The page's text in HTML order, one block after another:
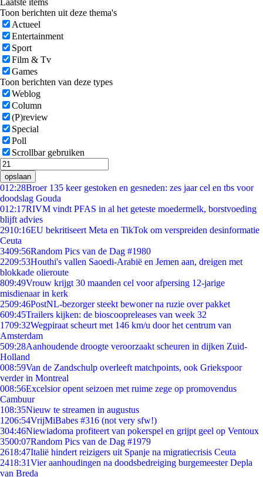
Laatste items
Toon berichten uit deze thema's
Actueel
Entertainment
Sport
Film & Tv
Games
Toon berichten van deze types
Weblog
Column
(P)review
Special
Poll
Scrollbar gebruiken
opslaan
012:28Broer 135 keer gestoken en gesneden: zes jaar cel en tbs voor
doodslag Gouda
012:17RIVM vindt PFAS in al het geteste moedermelk, borstvoeding
blijft advies
2910:16EU bekritiseert Meta en TikTok om verspreiden desinformatie
Ceuta
3409:56Random Pics van de Dag #1980
2209:53Houthi's vallen Saoedi-Arabië en Jemen aan, dreigen met
blokkade olieroute
809:49Vrouw krijgt 30 maanden cel voor afpersing 12-jarige
misdienaar in kerk
2509:46PostNL-bezorger steekt bewoner na ruzie over pakket
609:45Trailers kijken: de bioscoopreleases van week 32
1709:32Wegpiraat scheurt met 146 km/u door het centrum van
Amsterdam
509:28Aanhoudende droogte veroorzaakt scheuren in dijken Zuid-
Holland
008:59Van de Zandschulp overleeft matchpoints, ook Griekspoor
verder in Montreal
008:56Excelsior opent seizoen met ruime zege op promovendus
Cambuur
108:35Nieuw te streamen in augustus
1206:54VrijMiBabes #316 (not very sfw!)
304:46Niewiadoma profiteert van pokerspel en grijpt geel op Ventoux
3500:07Random Pics van de Dag #1979
2618:47Italië hindert reizigers uit Spanje na migratiecrisis Ceuta
2418:31Vier aanhoudingen na doodsbedreiging burgemeester Depla
van Breda